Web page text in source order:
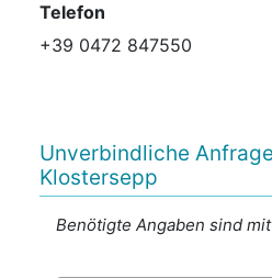
Telefon
+39 0472 847550
Unverbindliche
Klostersepp
Benötigte Angaben sind mit